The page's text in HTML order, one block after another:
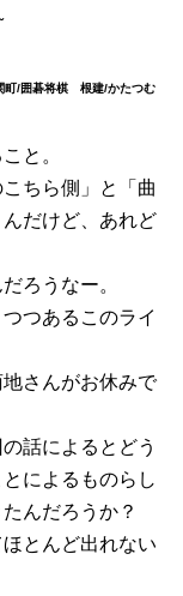
/囲碁将棋 根建/かたつむ
と。
ちら側」と「曲
だけど、あれど
ろうなー。
つあるこのライ
さんがお休みで
話によるとどう
によるものらし
んだろうか？
とんど出れない